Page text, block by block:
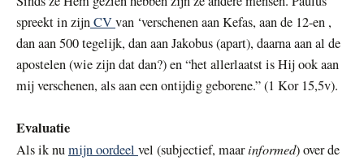
spreekt in zijnCVvan ‘verschenen aan Kefas, aan de 12-en ,
dan aan 500 tegelijk, dan aan Jakobus (apart), daarna aan al de
apostelen (wie zijn dat dan?) en “het allerlaatst is Hij ook aan
mij verschenen, als aan een ontijdig geborene.” (1 Kor 15,5v).
Evaluatie
Als ik numijn oordeel vel (subjectief, maarinformed) over de